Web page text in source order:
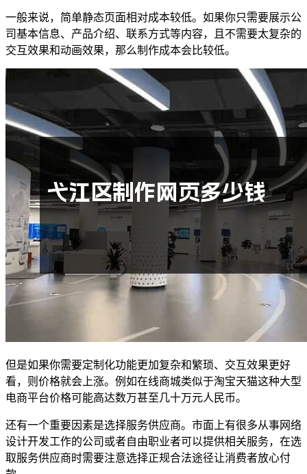
一般来说，简单静态页面相对成本较低。如果你只需要展示公
司基本信息、产品介绍、联系方式等内容，且不需要太复杂的
交互效果和动画效果，那么制作成本会比较低。
但是如果你需要定制化功能更加复杂和繁琐、交互效果更好
看，则价格就会上涨。例如在线商城类似于淘宝天猫这种大型
电商平台价格可能高达数万甚至几十万元人民币。
还有一个重要因素是选择服务供应商。市面上有很多从事网络
设计开发工作的公司或者自由职业者可以提供相关服务，在选
取服务供应商时需要注意选择正规合法途径让消费者放心付